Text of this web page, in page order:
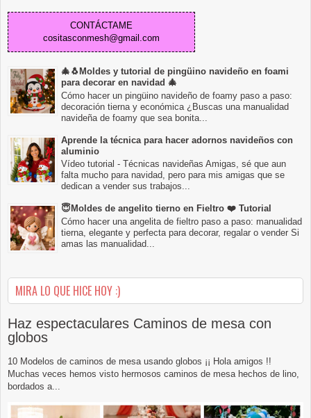
CONTÁCTAME
cositasconmesh@gmail.com
🎄🐧Moldes y tutorial de pingüino navideño en foami
para decorar en navidad 🎄
Cómo hacer un pingüino navideño de foamy paso a paso:
decoración tierna y económica ¿Buscas una manualidad
navideña de foamy que sea bonita...
Aprende la técnica para hacer adornos navideños con
aluminio
Vídeo tutorial - Técnicas navideñas Amigas, sé que aun
falta mucho para navidad, pero para mis amigas que se
dedican a vender sus trabajos...
😇Moldes de angelito tierno en Fieltro ❤️ Tutorial
Cómo hacer una angelita de fieltro paso a paso: manualidad
tierna, elegante y perfecta para decorar, regalar o vender Si
amas las manualidad...
MIRA LO QUE HICE HOY :)
Haz espectaculares Caminos de mesa con
globos
10 Modelos de caminos de mesa usando globos ¡¡ Hola amigos !!
Muchas veces hemos visto hermosos caminos de mesa hechos de lino,
bordados a...